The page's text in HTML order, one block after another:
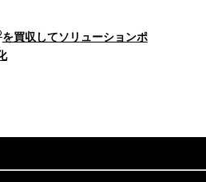
を買収してソリューションポ